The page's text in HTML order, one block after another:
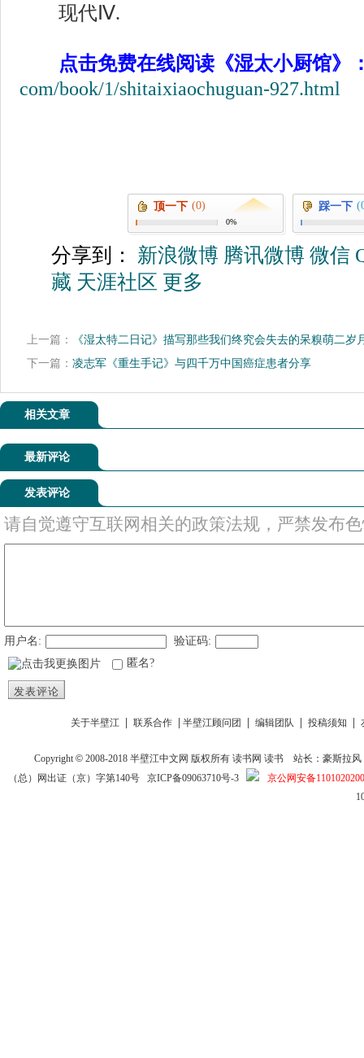
现代Ⅳ.
点击免费在线阅读《湿太小厨馆》
com/book/1/shitaixiaochuguan-927.html
顶一下 (0)
0%
踩一下
分享到： 新浪微博 腾讯微博 微信
藏 天涯社区 更多
上一篇：
《湿太特二日记》描写那些我们终究会失去的呆糗萌二岁
下一篇： 凌志军《重生手记》与四千万中国癌症患者分享
相关文章
最新评论
发表评论
请自觉遵守互联网相关的政策法规，严禁发布
用户名:
验证码:
匿名?
发表评论
关于半壁江 联系合作 半壁江顾问团 编辑团队 投稿须知
Copyright © 2008-2018半壁江中文网 版权所有读书网 读书
站长：豪斯拉风
（总）网出证（京）字第140号 京ICP备09063710号-3
京公网安备